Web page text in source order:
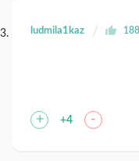
ludmila1kaz 188
+ +4 -